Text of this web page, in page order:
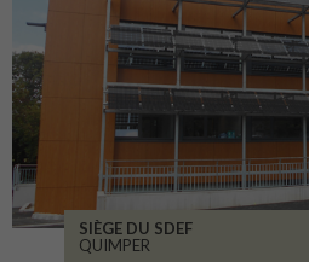
SIÈGE DU SDEF
QUIMPER